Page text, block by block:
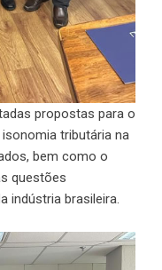
propostas para o
tributária na
bem como o
questões
indústria brasileira.